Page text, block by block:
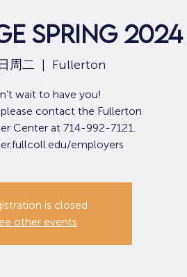
Spring 2024
周二
  |
Fullerton
wait to have you!
contact the Fullerton
Center at 714-992-7121.
employers
is closed
other events